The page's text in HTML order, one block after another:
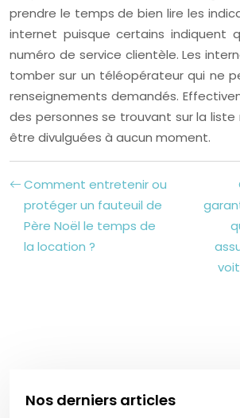
prendre le temps de bien lire les
internet puisque certains indiquent
numéro de service clientèle. Les
tomber sur un téléopérateur qui ne
renseignements demandés.
des personnes se trouvant sur la
être divulguées à aucun moment.
Comment entretenir ou
protéger un fauteuil de
Père Noël le temps de
la location ?
Nos derniers articles